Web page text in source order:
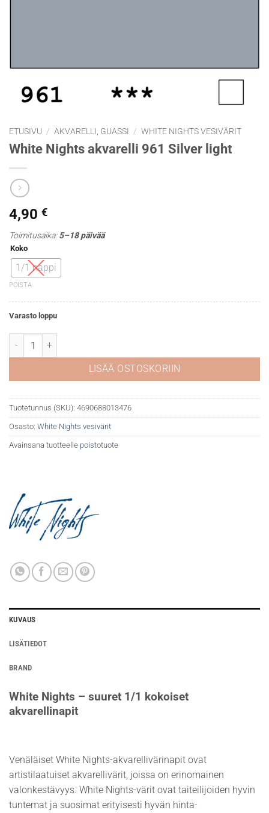
ETUSIVU / AKVARELLI, GUASSI / WHITE NIGHTS VESIVÄRIT
White Nights akvarelli 961 Silver light
4,90 €
Toimitusaika:5–18 päivää
Koko
1/1 nappi
POISTA
Varasto loppu
White Nights akvarelli 961 Silver light määrä
LISÄÄ OSTOSKORIIN
Tuotetunnus (SKU): 4690688013476
Osasto: White Nights vesivärit
Avainsana tuotteelle poistotuote
KUVAUS
LISÄTIEDOT
BRAND
White Nights – suuret 1/1 kokoiset
akvarellinapit
Venäläiset White Nights-akvarellivärinapit ovat
artistilaatuiset akvarellivärit, joissa on erinomainen
valonkestävyys. White Nights-värit ovat taiteilijoiden hyvin
tuntemat ja suosimat erityisesti hyvän hinta-